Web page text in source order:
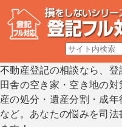
不動産登記の相談なら、登
田舎の空き家・空き地の
産の処分・遺産分割・成
など。あなたの悩みを司